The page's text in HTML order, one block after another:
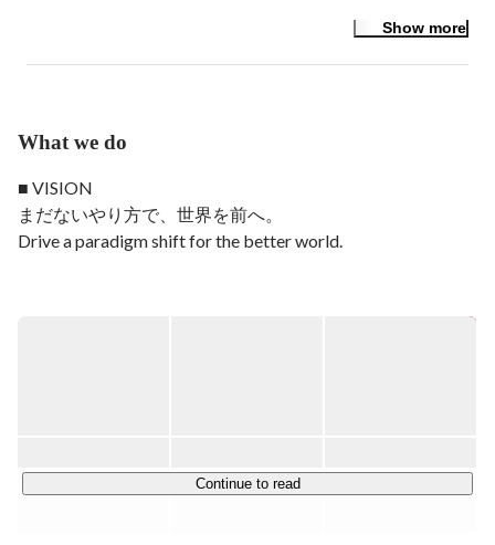
Show more
What we do
■ VISION
まだないやり方で、世界を前へ。
Drive a paradigm shift for the better world.
タルサイト「弁護士ドットコム」「税理士ドットコム」
Continue to read